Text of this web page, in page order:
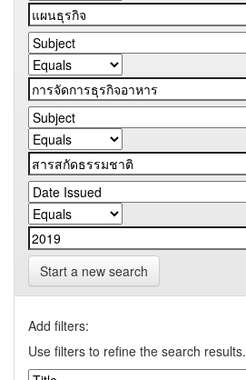
Start a new search
Add filters:
Use filters to refine the search results.